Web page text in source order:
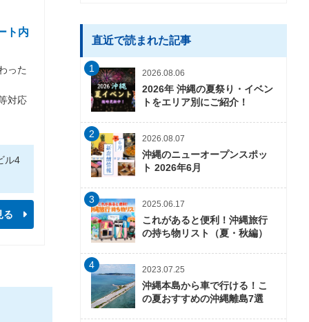
ト内
った
対応
ル4
る
直近で読まれた記事
1 2026.08.06
2026年 沖縄の夏祭り・イベン
トをエリア別にご紹介！
2 2026.08.07
沖縄のニューオープンスポッ
ト 2026年6月
3 2025.06.17
これがあると便利！沖縄旅行
の持ち物リスト（夏・秋編）
4 2023.07.25
沖縄本島から車で行ける！こ
の夏おすすめの沖縄離島7選